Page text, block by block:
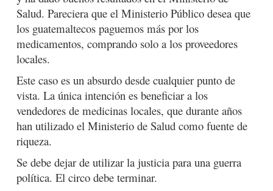
Salud. Pareciera que el Ministerio Público desea que
los guatemaltecos paguemos más por los
medicamentos, comprando solo a los proveedores
locales.
Este caso es un absurdo desde cualquier punto de
vista. La única intención es beneficiar a los
vendedores de medicinas locales, que durante años
han utilizado el Ministerio de Salud como fuente de
riqueza.
Se debe dejar de utilizar la justicia para una guerra
política. El circo debe terminar.